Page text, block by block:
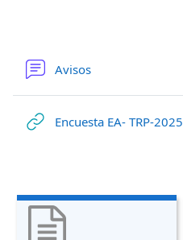
Avisos
Encuesta EA- TRP-2025